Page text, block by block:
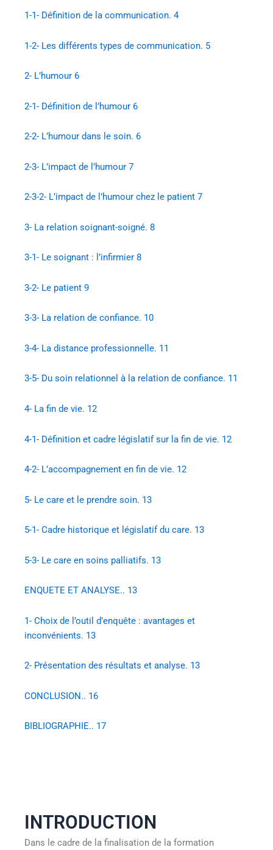
1-1- Définition de la communication. 4
1-2- Les différents types de communication. 5
2- L’humour 6
2-1- Définition de l’humour 6
2-2- L’humour dans le soin. 6
2-3- L’impact de l’humour 7
2-3-2- L’impact de l’humour chez le patient 7
3- La relation soignant-soigné. 8
3-1- Le soignant : l’infirmier 8
3-2- Le patient 9
3-3- La relation de confiance. 10
3-4- La distance professionnelle. 11
3-5- Du soin relationnel à la relation de confiance. 11
4- La fin de vie. 12
4-1- Définition et cadre législatif sur la fin de vie. 12
4-2- L’accompagnement en fin de vie. 12
5- Le care et le prendre soin. 13
5-1- Cadre historique et législatif du care. 13
5-3- Le care en soins palliatifs. 13
ENQUETE ET ANALYSE.. 13
1- Choix de l’outil d’enquête : avantages et
inconvénients. 13
2- Présentation des résultats et analyse. 13
CONCLUSION.. 16
BIBLIOGRAPHIE.. 17
INTRODUCTION
Dans le cadre de la finalisation de la formation